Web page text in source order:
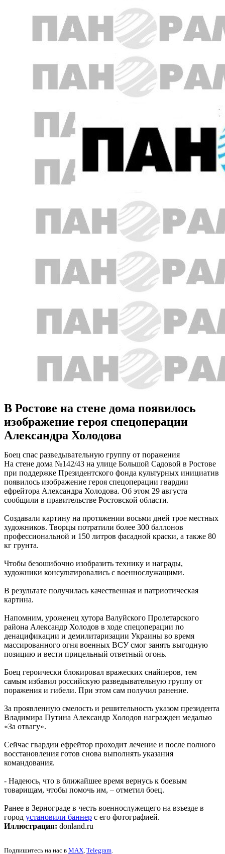
В Ростове на стене дома появилось
изображение героя спецоперации
Александра Холодова
Боец спас разведывательную группу от поражения
На стене дома №142/43 на улице Большой Садовой в Ростове
при поддержке Президентского фонда культурных инициатив
появилось изображение героя спецоперации гвардии
ефрейтора Александра Холодова. Об этом 29 августа
сообщили в правительстве Ростовской области.
Создавали картину на протяжении восьми дней трое местных
художников. Творцы потратили более 300 баллонов
профессиональной и 150 литров фасадной краски, а также 80
кг грунта.
Чтобы безошибочно изобразить технику и награды,
художники консультировались с военнослужащими.
В результате получилась качественная и патриотическая
картина.
Напомним, уроженец хутора Валуйского Пролетарского
района Александр Холодов в ходе спецоперации по
денацификации и демилитаризации Украины во время
массированного огня военных ВСУ смог занять выгодную
позицию и вести прицельный ответный огонь.
Боец героически блокировал вражеских снайперов, тем
самым избавил российскую разведывательную группу от
поражения и гибели. При этом сам получил ранение.
За проявленную смелость и решительность указом президента
Владимира Путина Александр Холодов награжден медалью
«За отвагу».
Сейчас гвардии ефрейтор проходит лечение и после полного
восстановления готов снова выполнять указания
командования.
- Надеюсь, что в ближайшее время вернусь к боевым
товарищам, чтобы помочь им, – отметил боец.
Ранее в Зернограде в честь военнослужещего на взъезде в
город установили баннер с его фотографией.
Иллюстрация: donland.ru
Подпишитесь на нас в MAX, Telegram.